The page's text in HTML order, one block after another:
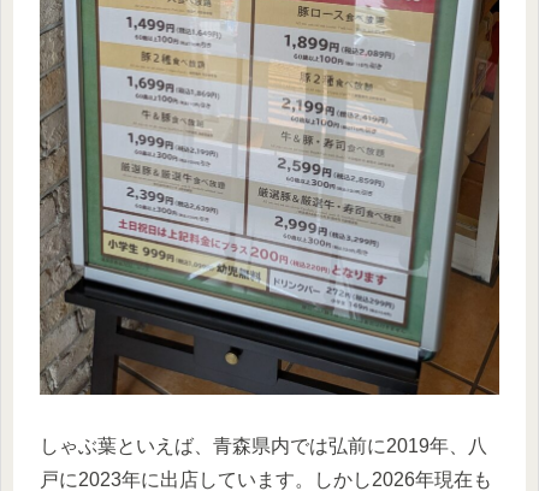
しゃぶ葉といえば、青森県内では弘前に2019年、八
戸に2023年に出店しています。しかし2026年現在も